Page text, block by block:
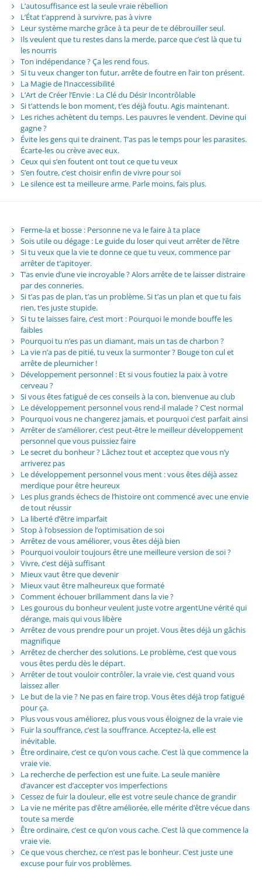
L’autosuffisance est la seule vraie rébellion
L’État t’apprend à survivre, pas à vivre
Leur système marche grâce à ta peur de te débrouiller seul.
Ils veulent que tu restes dans la merde, parce que c’est là que tu
les nourris
Ton indépendance ? Ça les rend fous.
Si tu veux changer ton futur, arrête de foutre en l’air ton présent.
La Magie de l’Inaccessibilité
L’Art de Créer l’Envie : La Clé du Désir Incontrôlable
Si t’attends le bon moment, t’es déjà foutu. Agis maintenant.
Les riches achètent du temps. Les pauvres le vendent. Devine qui
gagne ?
Évite les gens qui te drainent. T’as pas le temps pour les parasites.
Écarte-les ou crève avec eux.
Ceux qui s’en foutent ont tout ce que tu veux
S’en foutre, c’est choisir enfin de vivre pour soi
Le silence est ta meilleure arme. Parle moins, fais plus.
Ferme-la et bosse : Personne ne va le faire à ta place
Sois utile ou dégage : Le guide du loser qui veut arrêter de l’être
Si tu veux que la vie te donne ce que tu veux, commence par
arrêter de t’apitoyer.
T’as envie d’une vie incroyable ? Alors arrête de te laisser distraire
par des conneries.
Si t’as pas de plan, t’as un problème. Si t’as un plan et que tu fais
rien, t’es juste stupide.
Si tu te laisses faire, c’est mort : Pourquoi le monde bouffe les
faibles
Pourquoi tu n’es pas un diamant, mais un tas de charbon ?
La vie n’a pas de pitié, tu veux la surmonter ? Bouge ton cul et
arrête de pleurnicher !
Développement personnel : Et si vous foutiez la paix à votre
cerveau ?
Si vous êtes fatigué de ces conseils à la con, bienvenue au club
Le développement personnel vous rend-il malade ? C’est normal
Pourquoi vous ne changerez jamais, et pourquoi c’est parfait ainsi
Arrêter de s’améliorer, c’est peut-être le meilleur développement
personnel que vous puissiez faire
Le secret du bonheur ? Lâchez tout et acceptez que vous n’y
arriverez pas
Le développement personnel vous ment : vous êtes déjà assez
merdique pour être heureux
Les plus grands échecs de l’histoire ont commencé avec une envie
de tout réussir
La liberté d’être imparfait
Stop à l’obsession de l’optimisation de soi
Arrêtez de vous améliorer, vous êtes déjà bien
Pourquoi vouloir toujours être une meilleure version de soi ?
Vivre, c’est déjà suffisant
Mieux vaut être que devenir
Mieux vaut être malheureux que formaté
Comment échouer brillamment dans la vie ?
Les gourous du bonheur veulent juste votre argentUne vérité qui
dérange, mais qui vous libère
Arrêtez de vous prendre pour un projet. Vous êtes déjà un gâchis
magnifique
Arrêtez de chercher des solutions. Le problème, c’est que vous
vous êtes perdu dès le départ.
Arrêter de tout vouloir contrôler, la vraie vie, c’est quand vous
laissez aller
Le but de la vie ? Ne pas en faire trop. Vous êtes déjà trop fatigué
pour ça.
Plus vous vous améliorez, plus vous vous éloignez de la vraie vie
Fuir la souffrance, c’est la souffrance. Acceptez-la, elle est
inévitable.
Être ordinaire, c’est ce qu’on vous cache. C’est là que commence la
vraie vie.
La recherche de perfection est une fuite. La seule manière
d’avancer est d’accepter vos imperfections
Cessez de fuir la douleur, elle est votre seule chance de grandir
La vie ne mérite pas d’être améliorée, elle mérite d’être vécue dans
toute sa merde
Être ordinaire, c’est ce qu’on vous cache. C’est là que commence la
vraie vie.
Ce que vous cherchez, ce n’est pas le bonheur. C’est juste une
excuse pour fuir vos problèmes.